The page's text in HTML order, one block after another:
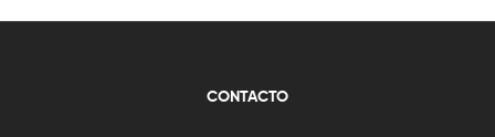
CONTACTO